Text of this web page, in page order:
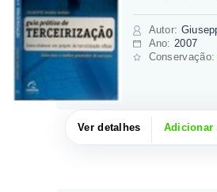
Autor:
Ano: 2007
Conservação:
Ver detalhes Adicionar